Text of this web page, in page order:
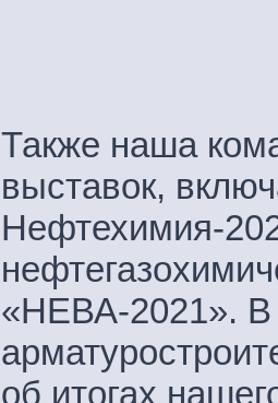
Также наша
выставок,
Нефтехимия-
«НЕВА-2021». В
об итогах